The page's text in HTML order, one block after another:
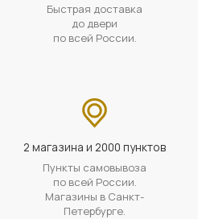
Быстрая доставка
до двери
по всей России.
2 магазина и 2000 пунктов
Пункты самовывоза
по всей России.
Магазины в Санкт-
Петербурге.